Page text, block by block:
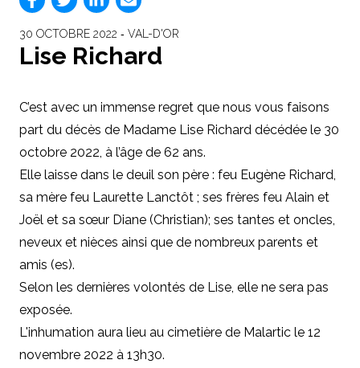
30 OCTOBRE 2022 ‐ VAL-D'OR
Lise Richard
C’est avec un immense regret que nous vous faisons
part du décès de Madame Lise Richard décédée le 30
octobre 2022, à l’âge de 62 ans.
Elle laisse dans le deuil son père : feu Eugène Richard,
sa mère feu Laurette Lanctôt ; ses frères feu Alain et
Joël et sa sœur Diane (Christian); ses tantes et oncles,
neveux et nièces ainsi que de nombreux parents et
amis (es).
Selon les dernières volontés de Lise, elle ne sera pas
exposée.
L'inhumation aura lieu au cimetière de Malartic le 12
novembre 2022 à 13h30.